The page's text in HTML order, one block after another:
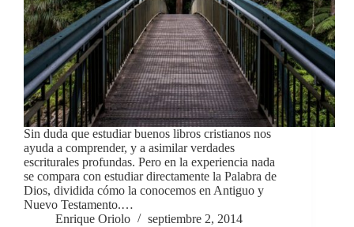
Sin duda que estudiar buenos libros cristianos nos
ayuda a comprender, y a asimilar verdades
escriturales profundas. Pero en la experiencia nada
se compara con estudiar directamente la Palabra de
Dios, dividida cómo la conocemos en Antiguo y
Nuevo Testamento.…
Enrique Oriolo
septiembre 2, 2014